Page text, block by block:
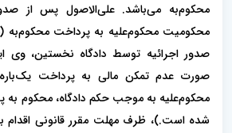
محکوم‌به می‌باشد. علی‌الاصول پس از
محکومیت محکوم‌علیه به پرداخت محکوم‌به
صدور اجرائیه توسط دادگاه نخستین، وی
صورت عدم تمکن مالی به پرداخت
محکوم‌علیه به موجب حکم دادگاه، محکوم به
شده است.)، ظرف مهلت مقرر قانونی اقدام